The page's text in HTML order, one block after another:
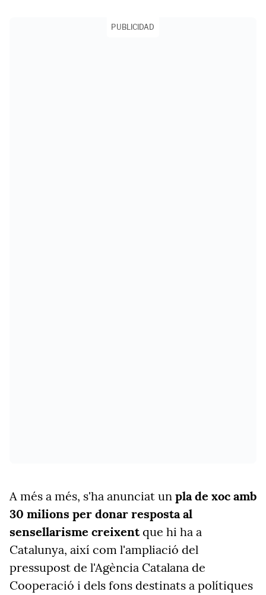
PUBLICIDAD
A més a més, s'ha anunciat un pla de xoc amb
30 milions per donar resposta al
sensellarisme creixentque hi ha a
Catalunya, així com l'ampliació del
pressupost de l'Agència Catalana de
Cooperació i dels fons destinats a polítiques